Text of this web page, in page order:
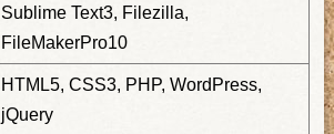
Sublime Text3, Filezilla,
FileMakerPro10
HTML5, CSS3, PHP, WordPress,
jQuery